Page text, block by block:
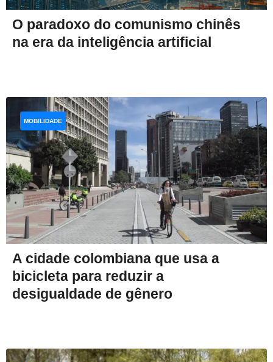
O paradoxo do comunismo chinês
na era da inteligência artificial
A cidade colombiana que usa a
bicicleta para reduzir a
desigualdade de gênero
MOBILIDADE